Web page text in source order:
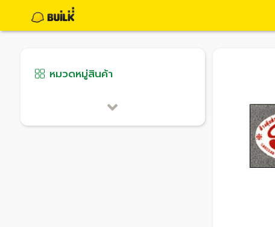
หมวดหมู่สินค้า